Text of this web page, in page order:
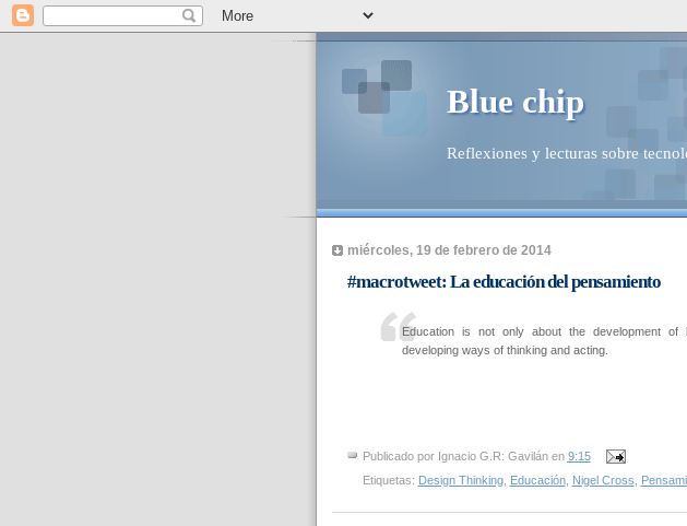
Blue chip
Reflexiones y lecturas sobre
miércoles, 19 de febrero de 2014
#macrotweet: La educación del pensamiento
Education is not only about the development of
developing ways of thinking and acting.
Publicado por Ignacio G.R: Gavilán en 9:15
Etiquetas: Design Thinking, Educación, Nigel Cross